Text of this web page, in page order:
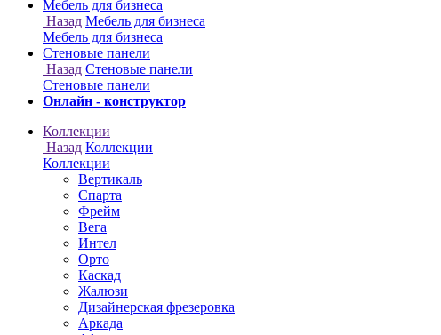
Онлайн - конструктор